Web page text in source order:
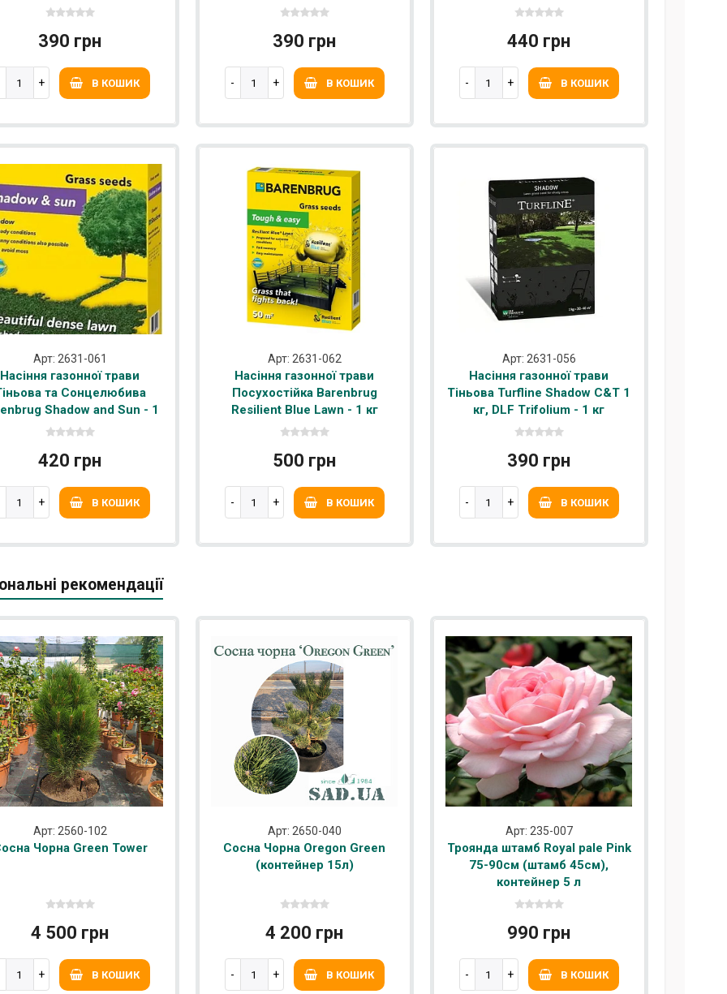
390 грн
В КОШИК
390 грн
В КОШИК
440 грн
В КОШИК
Арт: 2631-061
Насіння газонної трави
та Сонцелюбива
Shadow and Sun - 1
кг
420 грн
В КОШИК
Арт: 2631-062
Насіння газонної трави
Посухостійка Barenbrug
Resilient Blue Lawn - 1 кг
500 грн
В КОШИК
Арт: 2631-056
Насіння газонної трави
Тіньова Turfline Shadow C&T 1
кг, DLF Trifolium - 1 кг
390 грн
В КОШИК
рекомендації
Арт: 2560-102
Чорна Green Tower
4 500 грн
В КОШИК
Арт: 2650-040
Сосна Чорна Oregon Green
(контейнер 15л)
4 200 грн
В КОШИК
Арт: 235-007
Троянда штамб Royal pale Pink
75-90см (штамб 45см),
контейнер 5 л
990 грн
В КОШИК